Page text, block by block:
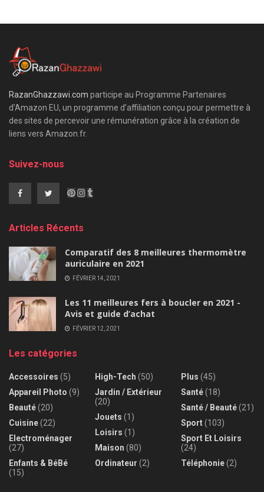
RazanGhazzawi.com participe au Programme Partenaires
d’Amazon EU, un programme d’affiliation conçu pour permettre à
des sites de percevoir une rémunération grâce à la création de
liens vers Amazon.fr.
Suivez-nous
Articles Récents
Comparatif des 8 meilleures thermomètre
auriculaire en 2021
FÉVRIER 14, 2021
Les 11 meilleures fers à boucler en 2021 -
Avis et guide d’achat
FÉVRIER 12, 2021
Les catégories
Accessoires (5)
Appareil Photo (9)
Beauté(20)
Cuisine(22)
Electroménager
(27)
Enfants & BéBé
(15)
High-Tech (50)
Jardin / Extérieur
(20)
Jouets (1)
Loisirs (1)
Maison (80)
Ordinateur (2)
Plus (45)
Santé(18)
Santé / Beauté(21)
Sport(103)
Sport Et Loisirs
(24)
Téléphonie(2)